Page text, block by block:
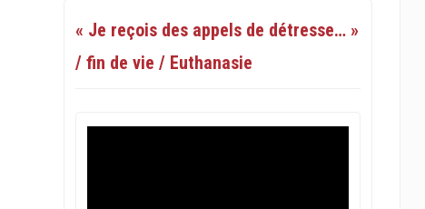
« Je reçois des appels de détresse… »
/ fin de vie / Euthanasie